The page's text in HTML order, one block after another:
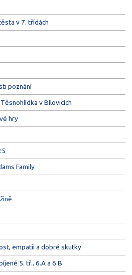
v 7. třídách
poznání
v Bílovicích
hry
Family
empatii a dobré skutky
5. tř., 6.A a 6.B